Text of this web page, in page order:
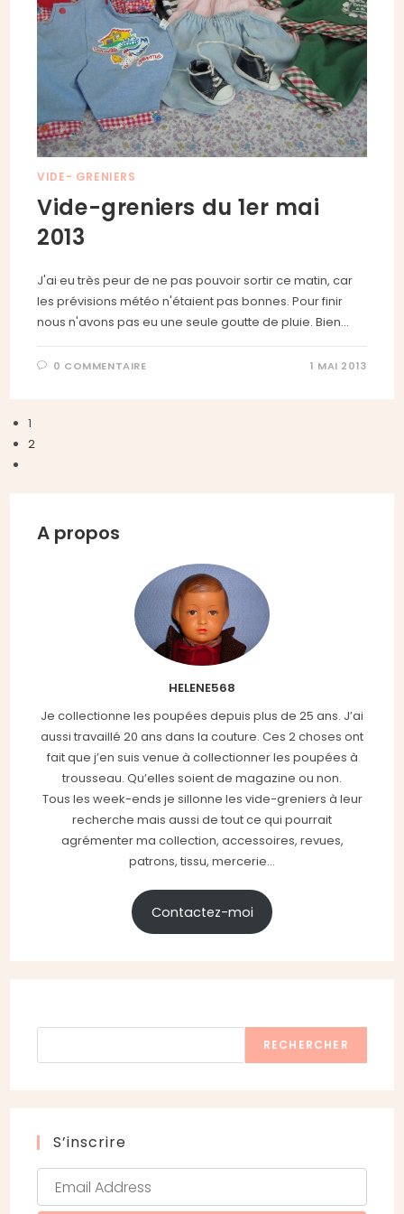
VIDE- GRENIERS
Vide-greniers du 1er mai
2013
J'ai eu très peur de ne pas pouvoir sortir ce matin, car
les prévisions météo n'étaient pas bonnes. Pour finir
nous n'avons pas eu une seule goutte de pluie. Bien…
0 COMMENTAIRE 1 MAI 2013
1
2
page
A propos
HELENE568
Je collectionne les poupées depuis plus de 25 ans. J’ai
aussi travaillé 20 ans dans la couture. Ces 2 choses ont
fait que j’en suis venue à collectionner les poupées à
trousseau. Qu’elles soient de magazine ou non.
Tous les week-ends je sillonne les vide-greniers à leur
recherche mais aussi de tout ce qui pourrait
agrémenter ma collection, accessoires, revues,
patrons, tissu, mercerie...
Contactez-moi
RECHERCHER
S’inscrire